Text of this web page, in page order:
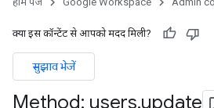
क्या इस कॉन्टेंट से आपको मदद मिली?
सुझाव भेजें
Method: users.update